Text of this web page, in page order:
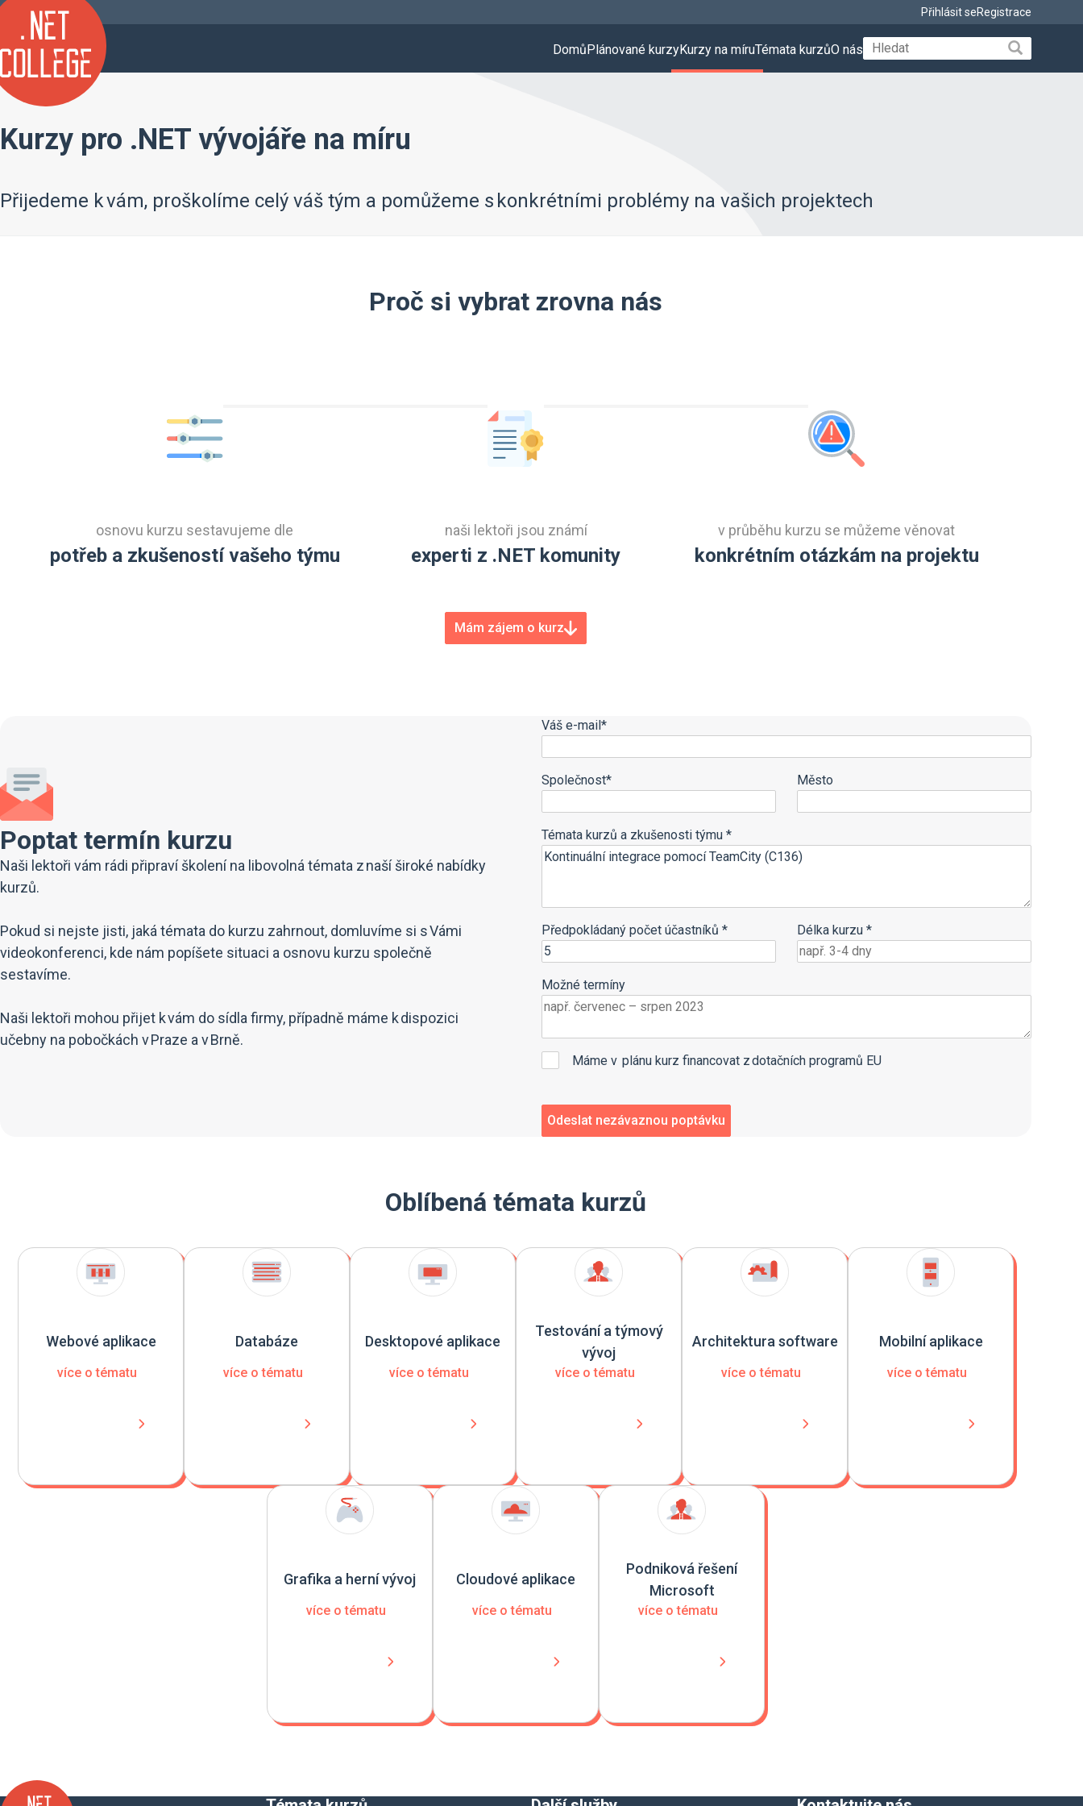
Přihlásit seRegistrace
DomůPlánované kurzyKurzy na míruTémata kurzůO nás
Kurzy pro .NET vývojáře na míru
Přijedeme k vám, proškolíme celý váš tým a pomůžeme s konkrétními problémy na vašich projektech
Proč si vybrat zrovna nás
osnovu kurzu sestavujeme dle
potřeb a zkušeností vašeho týmu
naši lektoři jsou známí
experti z .NET komunity
v průběhu kurzu se můžeme věnovat
konkrétním otázkám na projektu
Mám zájem o kurz
Poptat termín kurzu
Naši lektoři vám rádi připraví školení na libovolná témata z naší široké nabídky
kurzů.
Pokud si nejste jisti, jaká témata do kurzu zahrnout, domluvíme si s Vámi
videokonferenci, kde nám popíšete situaci a osnovu kurzu společně
sestavíme.
Naši lektoři mohou přijet k vám do sídla firmy, případně máme k dispozici
učebny na pobočkách v Praze a v Brně.
Váš e-mail*
Společnost* Město
Témata kurzů a zkušenosti týmu *
Předpokládaný počet účastníků * Délka kurzu *
Možné termíny
Máme v plánu kurz financovat z dotačních programů EU
Oblíbená témata kurzů
Webové aplikace
více o tématu
Databáze
více o tématu
Desktopové aplikace
více o tématu
Testování a týmový
vývoj
více o tématu
Architektura software
více o tématu
Mobilní aplikace
více o tématu
Grafika a herní vývoj
více o tématu
Cloudové aplikace
více o tématu
Podniková řešení
Microsoft
více o tématu